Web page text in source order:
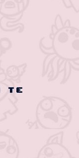
te